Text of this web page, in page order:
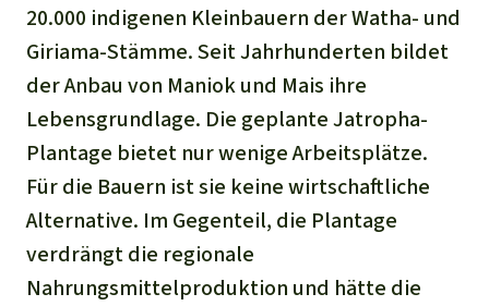
20.000 indigenen Kleinbauern der Watha- und
Giriama-Stämme. Seit Jahrhunderten bildet
der Anbau von Maniok und Mais ihre
Lebensgrundlage. Die geplante Jatropha-
Plantage bietet nur wenige Arbeitsplätze.
Für die Bauern ist sie keine wirtschaftliche
Alternative. Im Gegenteil, die Plantage
verdrängt die regionale
Nahrungsmittelproduktion und hätte die